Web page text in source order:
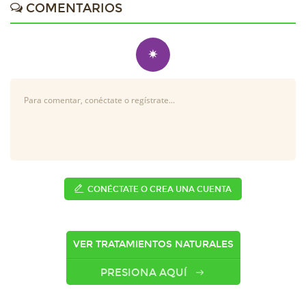
COMENTARIOS
✷
CONÉCTATE O CREA UNA CUENTA
VER TRATAMIENTOS NATURALES
PRESIONA AQUÍ